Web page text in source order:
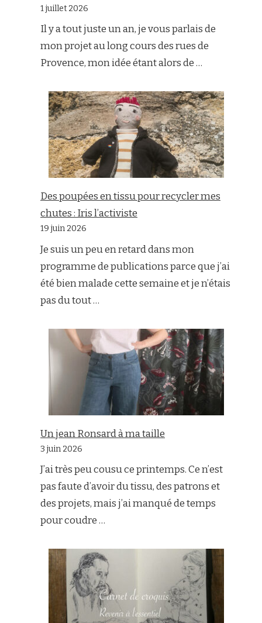
1 juillet 2026
Il y a tout juste un an, je vous parlais de
mon projet au long cours des rues de
Provence, mon idée étant alors de …
Des poupées en tissu pour recycler mes
chutes : Iris l’activiste
19 juin 2026
Je suis un peu en retard dans mon
programme de publications parce que j’ai
été bien malade cette semaine et je n’étais
pas du tout …
Un jean Ronsard à ma taille
3 juin 2026
J’ai très peu cousu ce printemps. Ce n’est
pas faute d’avoir du tissu, des patrons et
des projets, mais j’ai manqué de temps
pour coudre …